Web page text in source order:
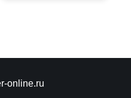
online.ru